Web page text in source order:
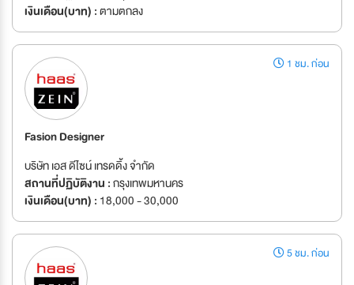
เงินเดือน(บาท) :ตามตกลง
1 ชม. ก่อน
Fasion Designer
บริษัท เอส ดีไซน์ เทรดดิ้ง จำกัด
สถานที่ปฏิบัติงาน :กรุงเทพมหานคร
เงินเดือน(บาท) : 18,000 - 30,000
5 ชม. ก่อน